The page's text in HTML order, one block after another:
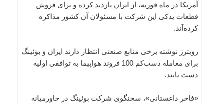
آمریکا در ماه فوریه، از ایران بازدید کرده و برای فروش
قطعات یدکی این شرکت با مسئولان آن کشور مذاکره
کرده‌آند.
رویترز نوشته برخی منابع صنعتی انتظار دارند ایران و بوئینگ
برای معامله دست‌کم 100 فروند هواپیما به توافقی اولیه
دست یابند.
«فاخر داغستانی»، سخنگوی شرکت‌ بوئینگ در خاورمیانه